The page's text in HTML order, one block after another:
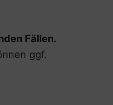
Fällen.
ggf.